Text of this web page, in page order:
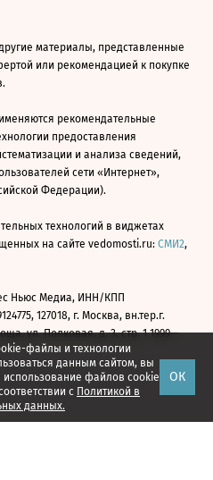
файлы и технологии
данным сайтом, вы
использование файлов cookie
с Политикой в
данных.
ОК
материалы, представленные
или рекомендацией к покупке
рекомендательные
предоставления
и анализа сведений,
сети «Интернет»,
Федерации).
технологий в виджетах
на сайте vedomosti.ru: СМИ2,
Ньюс Медиа, ИНН/КПП
127018, г. Москва, вн.тер.г.
ул. Полковая, д. 3, стр. 1 1999—